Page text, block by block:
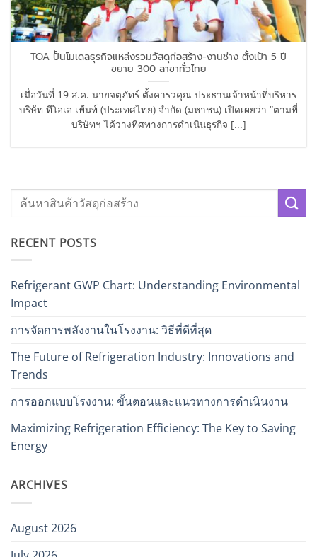
TOA ปั้นโมเดลธุรกิจแหล่งรวมวัสดุก่อสร้าง-งานช่าง ตั้งเป้า 5 ปี
ขยาย 300 สาขาทั่วไทย
เมื่อวันที่ 19 ส.ค. นายจตุภัทร์ ตั้งคารวคุณ ประธานเจ้าหน้าที่บริหาร
บริษัท ทีโอเอ เพ้นท์ (ประเทศไทย) จำกัด (มหาชน) เปิดเผยว่า “ตามที่
บริษัทฯ ได้วางทิศทางการดำเนินธุรกิจ [...]
RECENT POSTS
Refrigerant GWP Chart: Understanding Environmental
Impact
การจัดการพลังงานในโรงงาน: วิธีที่ดีที่สุด
The Future of Refrigeration Industry: Innovations and
Trends
การออกแบบโรงงาน: ขั้นตอนและแนวทางการดำเนินงาน
Maximizing Refrigeration Efficiency: The Key to Saving
Energy
ARCHIVES
August 2026